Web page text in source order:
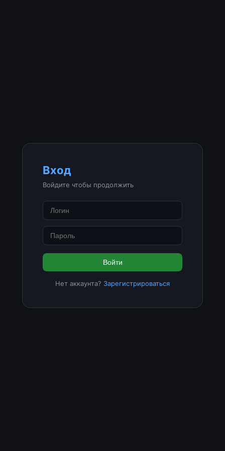
Вход
Войдите чтобы продолжить
Войти
Нет аккаунта? Зарегистрироваться